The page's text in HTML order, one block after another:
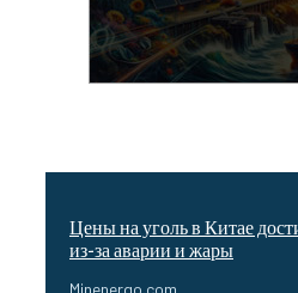
Цены на уголь в Китае
из-за аварии и жары
Minenergo.com